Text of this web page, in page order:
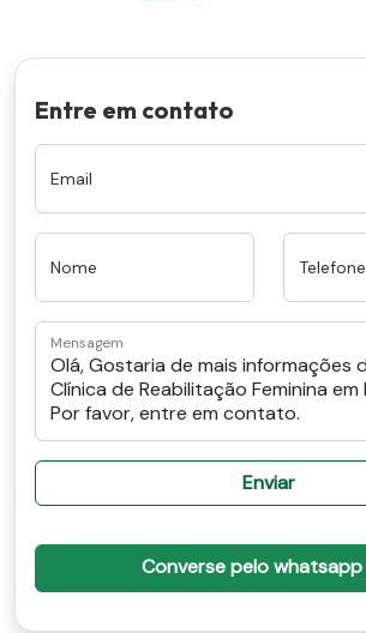
Entre em contato
Email
Nome Telefone
Mensagem
Enviar
Converse pelo whatsapp